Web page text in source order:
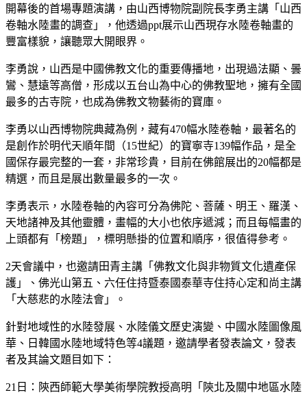
開幕後的首場專題演講，由山西博物院副院長李勇主講「山西
卷軸水陸畫的調查」，他透過ppt展示山西現存水陸卷軸畫的
豐富樣貌，讓聽眾大開眼界。
李勇說，山西是中國佛教文化的重要傳播地，出現過法顯、曇
鸞、慧遠等高僧，形成以五台山為中心的佛教聖地，擁有全國
最多的古寺院，也成為佛教文物藝術的寶庫。
李勇以山西博物院典藏為例，藏有470幅水陸卷軸，最著名的
是創作於明代天順年間（15世紀）的寶寧寺139幅作品，是全
國保存最完整的一套，非常珍貴，目前在佛館展出的20幅都是
精選，而且是展出數量最多的一次。
李勇表示，水陸卷軸的內容可分為佛陀、菩薩、明王、羅漢、
天地諸神及其他靈體，畫幅的大小也依序遞減；而且每幅畫的
上頭都有「榜題」，標明懸掛的位置和順序，很值得參考。
2天會議中，也邀請田青主講「佛教文化與非物質文化遺產保
護」、佛光山第五、六任住持暨泰國泰華寺住持心定和尚主講
「大慈悲的水陸法會」。
針對地域性的水陸發展、水陸儀文歷史演變、中國水陸圖像風
華、日韓國水陸地域特色等4議題，邀請學者發表論文，發表
者及其論文題目如下：
21日：陝西師範大學美術學院教授高明「陝北及關中地區水陸